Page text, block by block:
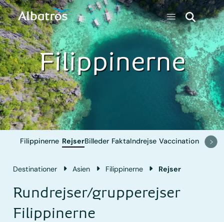
Filippinerne
Filippinerne RejserBilleder FaktaIndrejse Vaccination
Destinationer Asien Filippinerne Rejser
Rundrejser/grupperejser
Filippinerne